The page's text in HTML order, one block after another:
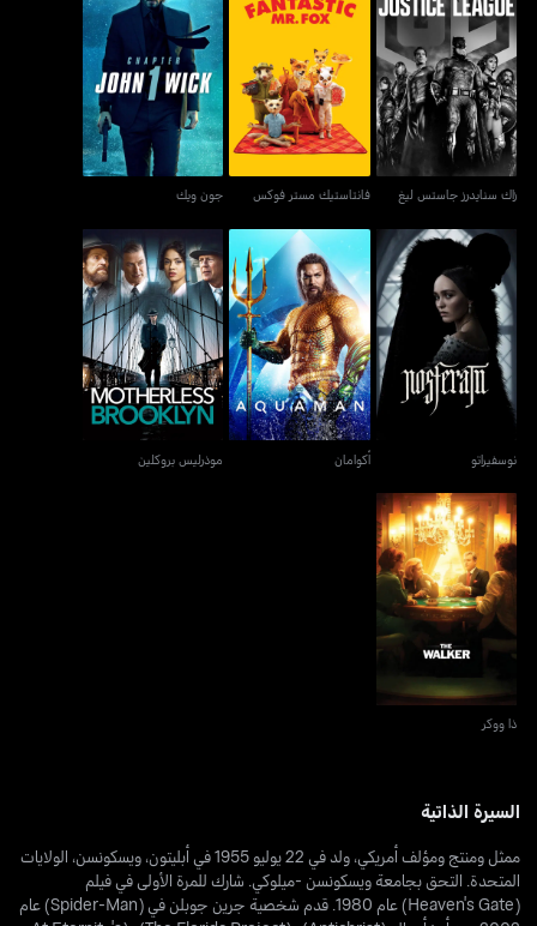
زاك سنايدرز جاستس ليغ
زاك سنايدرز جاستس ليغ
فانتاستيك مستر فوكس
فانتاستيك مستر فوكس
جون ويك
جون ويك
نوسفيراتو
نوسفيراتو
أكوامان
أكوامان
موذرليس بروكلين
موذرليس بروكلين
ذا ووكر
ذا ووكر
السيرة الذاتية
ممثل ومنتج ومؤلف أمريكي، ولد في 22 يوليو 1955 في أبليتون، ويسكونسن، الولايات
المتحدة. التحق بجامعة ويسكونسن -ميلوكي. شارك للمرة الأولى في فيلم
(Heaven's Gate) عام 1980. قدم شخصية جرين جوبلن في (Spider-Man) عام